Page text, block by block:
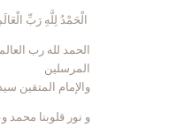
الْحَمْدُ لِلَّهِ رَبِّ
الحمد لله رب
المرسلين
والإمام المتقين
و نور قلوبنا محمد